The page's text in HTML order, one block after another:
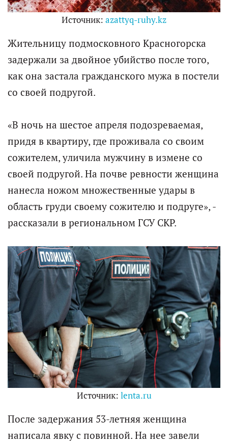
Источник: azattyq-ruhy.kz
Жительницу подмосковного Красногорска
задержали за двойное убийство после того,
как она застала гражданского мужа в постели
со своей подругой.
«В ночь на шестое апреля подозреваемая,
придя в квартиру, где проживала со своим
сожителем, уличила мужчину в измене со
своей подругой. На почве ревности женщина
нанесла ножом множественные удары в
область груди своему сожителю и подруге», -
рассказали в региональном ГСУ СКР.
Источник: lenta.ru
После задержания 53-летняя женщина
написала явку с повинной. На нее завели